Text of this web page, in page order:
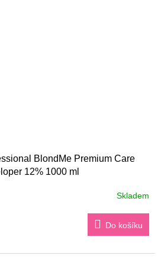
BlondMe Premium Care
12% 1000 ml
Skladem
Do košíku